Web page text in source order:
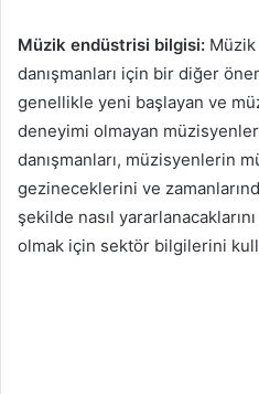
Müzik endüstrisi bilgisi:
danışmanları için bir diğer
genellikle yeni başlayan ve
deneyimi olmayan
danışmanları, müzisyenlerin
gezineceklerini ve
şekilde nasıl
olmak için sektör bilgilerini